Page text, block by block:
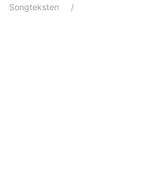
Songteksten